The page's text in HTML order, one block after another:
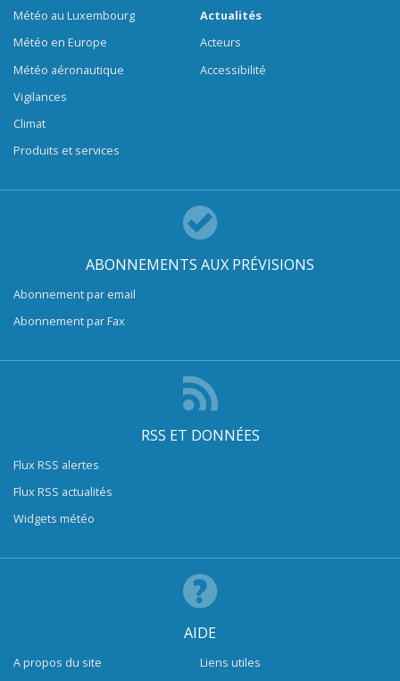
Météo au Luxembourg
Météo en Europe
Météo aéronautique
Vigilances
Climat
Produits et services
Actualités
Acteurs
Accessibilité
ABONNEMENTS AUX PRÉVISIONS
Abonnement par email
Abonnement par Fax
RSS ET DONNÉES
Flux RSS alertes
Flux RSS actualités
Widgets météo
AIDE
A propos du site
Liens utiles